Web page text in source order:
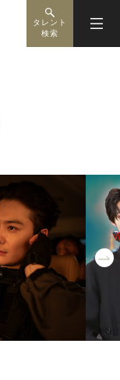
タレント
検索